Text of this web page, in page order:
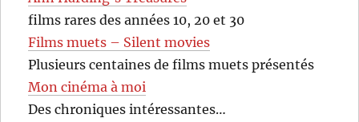
films rares des années 10, 20 et 30
Films muets – Silent movies
Plusieurs centaines de films muets présentés
Mon cinéma à moi
Des chroniques intéressantes…